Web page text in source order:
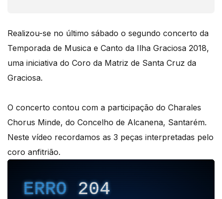
Realizou-se no último sábado o segundo concerto da
Temporada de Musica e Canto da Ilha Graciosa 2018,
uma iniciativa do Coro da Matriz de Santa Cruz da
Graciosa.
O concerto contou com a participação do Charales
Chorus Minde, do Concelho de Alcanena, Santarém.
Neste vídeo recordamos as 3 peças interpretadas pelo
coro anfitrião.